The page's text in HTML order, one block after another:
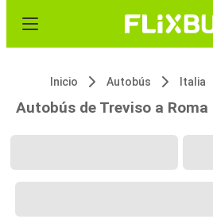
Inicio Autobús Italia
Autobús de Treviso a Roma